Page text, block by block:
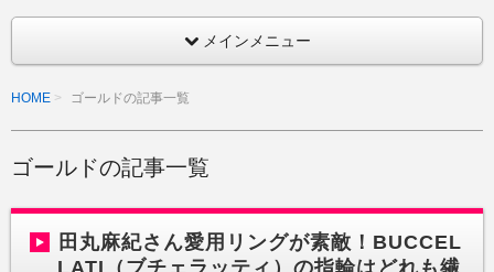
メインメニュー
HOME ゴールドの記事一覧
ゴールドの記事一覧
田丸麻紀さん愛用リングが素敵！BUCCEL